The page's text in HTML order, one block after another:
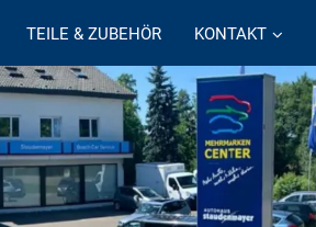
TEILE & ZUBEHÖR KONTAKT